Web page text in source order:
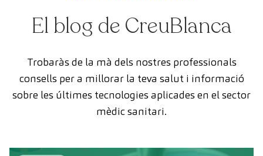
El blog de CreuBlanca
Trobaràs de la mà dels nostres professionals
consells per a millorar la teva salut i informació
sobre les últimes tecnologies aplicades en el sector
mèdic sanitari.